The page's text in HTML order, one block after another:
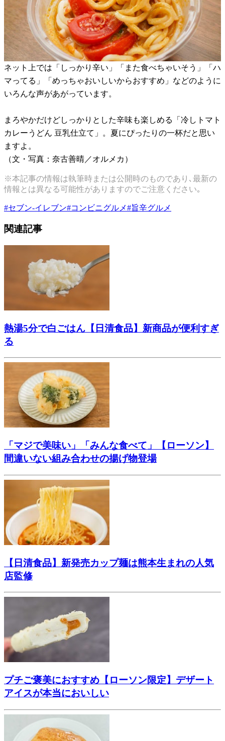
ネット上では「しっかり辛い」「また食べちゃいそう」「ハ
マってる」「めっちゃおいしいからおすすめ」などのように
いろんな声があがっています。
まろやかだけどしっかりとした辛味も楽しめる「冷しトマト
カレーうどん 豆乳仕立て」。夏にぴったりの一杯だと思い
ますよ。
（文・写真：奈古善晴／オルメカ）
※本記事の情報は執筆時または公開時のものであり､最新の
情報とは異なる可能性がありますのでご注意ください｡
#セブン-イレブン#コンビニグルメ#旨辛グルメ
関連記事
熱湯5分で白ごはん【日清食品】新商品が便利すぎ
る
「マジで美味い」「みんな食べて」【ローソン】
間違いない組み合わせの揚げ物登場
【日清食品】新発売カップ麺は熊本生まれの人気
店監修
プチご褒美におすすめ【ローソン限定】デザート
アイスが本当においしい